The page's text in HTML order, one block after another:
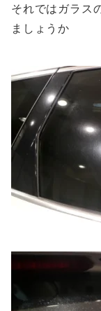
それではガラス
ましょうか